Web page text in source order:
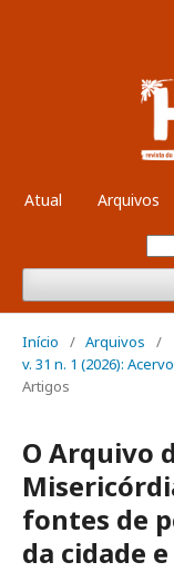
Atual Arquivos
Início / Arquivos
/
v. 31 n. 1 (2026):
Artigos
O Arquivo
fontes de
da cidade